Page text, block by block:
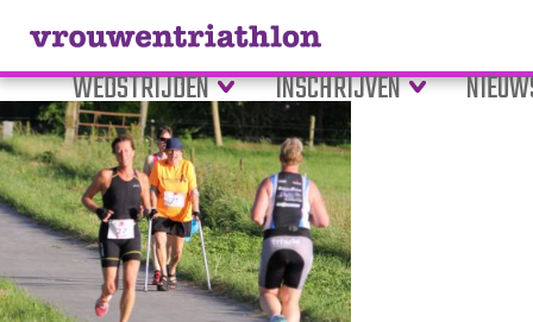
WEDSTRIJDEN INSCHRIJVEN
Tag Archive: auditief